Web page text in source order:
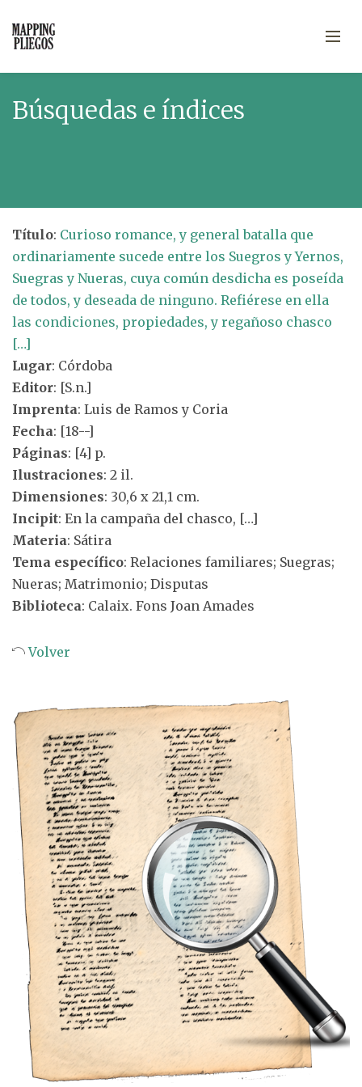
Búsquedas e índices
Título: Curioso romance, y general batalla que
ordinariamente sucede entre los Suegros y Yernos,
Suegras y Nueras, cuya común desdicha es poseída
de todos, y deseada de ninguno. Refiérese en ella
las condiciones, propiedades, y regañoso chasco
[…]
Lugar: Córdoba
Editor: [S.n.]
Imprenta: Luis de Ramos y Coria
Fecha: [18--]
Páginas: [4] p.
Ilustraciones: 2 il.
Dimensiones: 30,6 x 21,1 cm.
Incipit: En la campaña del chasco, […]
Materia: Sátira
Tema específico: Relaciones familiares; Suegras;
Nueras; Matrimonio; Disputas
Biblioteca: Calaix. Fons Joan Amades
Volver